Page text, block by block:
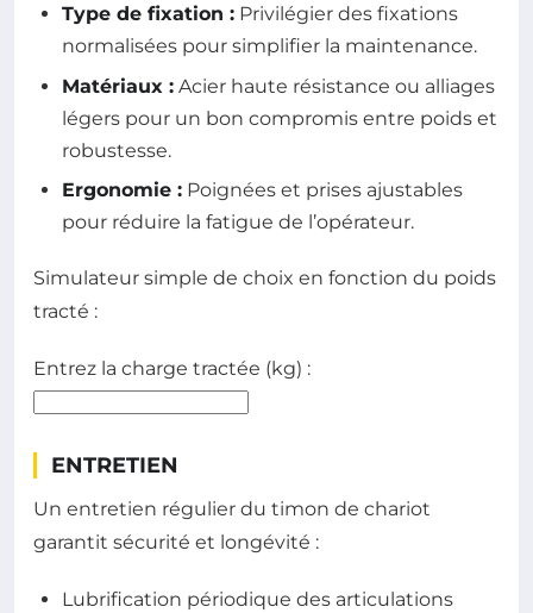
Type de fixation : Privilégier des fixations
normalisées pour simplifier la maintenance.
Matériaux : Acier haute résistance ou alliages
légers pour un bon compromis entre poids et
robustesse.
Ergonomie : Poignées et prises ajustables
pour réduire la fatigue de l’opérateur.
Simulateur simple de choix en fonction du poids
tracté :
Entrez la charge tractée (kg) :
ENTRETIEN
Un entretien régulier du timon de chariot
garantit sécurité et longévité :
Lubrification périodique des articulations